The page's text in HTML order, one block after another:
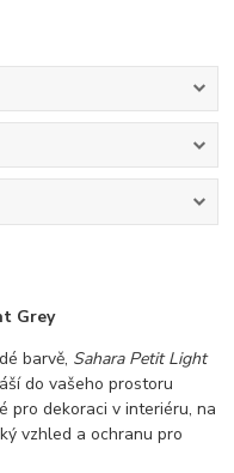
Grey
barvě, Sahara Petit Light
do vašeho prostoru
pro dekoraci v interiéru, na
vzhled a ochranu pro